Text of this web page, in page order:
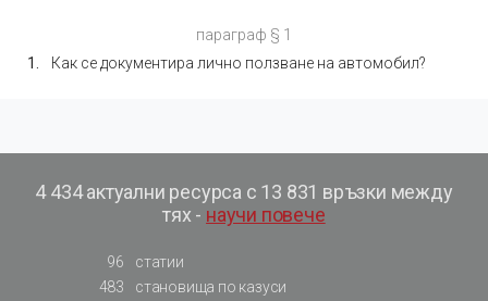
параграф § 1
Как се документира лично ползване на автомобил?
4 434 актуални ресурса с 13 831 връзки между
тях - научи повече
96
статии
483
становища по казуси